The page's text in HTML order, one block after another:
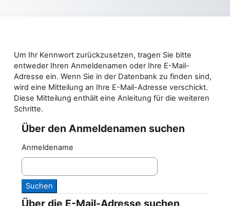
Um Ihr Kennwort zurückzusetzen, tragen Sie bitte
entweder Ihren Anmeldenamen oder Ihre E-Mail-
Adresse ein. Wenn Sie in der Datenbank zu finden sind,
wird eine Mitteilung an Ihre E-Mail-Adresse verschickt.
Diese Mitteilung enthält eine Anleitung für die weiteren
Schritte.
Über den Anmeldenamen suchen
Über den Anmeldenamen suchen
Anmeldename
Über die E-Mail-Adresse suchen